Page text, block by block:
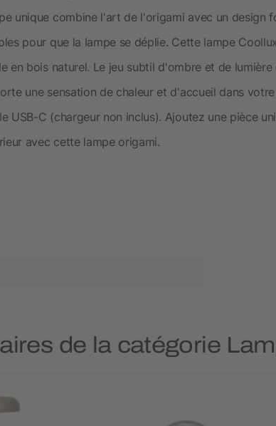
unique combine l'art de l'origami avec un design
pour que la lampe se déplie. Cette lampe
en bois naturel. Le jeu subtil d'ombre et de
une sensation de chaleur et d'accueil dans
USB-C (chargeur non inclus). Ajoutez une pièce
avec cette lampe origami.
de la catégorie